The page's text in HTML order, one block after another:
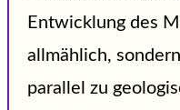
Entwicklung des
allmählich,
parallel zu